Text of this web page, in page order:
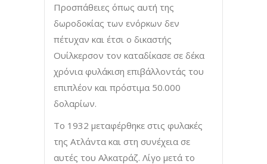
Προσπάθειες όπως αυτή της
δωροδοκίας των ενόρκων δεν
πέτυχαν και έτσι ο δικαστής
Ουίλκερσον τον καταδίκασε σε δέκα
χρόνια φυλάκιση επιβάλλοντάς του
επιπλέον και πρόστιμα 50.000
δολαρίων.
Το 1932 μεταφέρθηκε στις φυλακές
της Ατλάντα και στη συνέχεια σε
αυτές του Αλκατράζ. Λίγο μετά το